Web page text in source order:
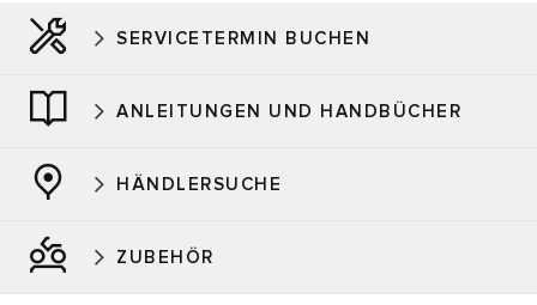
SERVICETERMIN BUCHEN
ANLEITUNGEN UND HANDBÜCHER
HÄNDLERSUCHE
ZUBEHÖR